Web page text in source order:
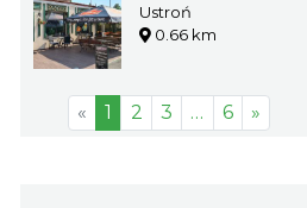
Ustroń
0.66 km
« 1 2 3 … 6 »